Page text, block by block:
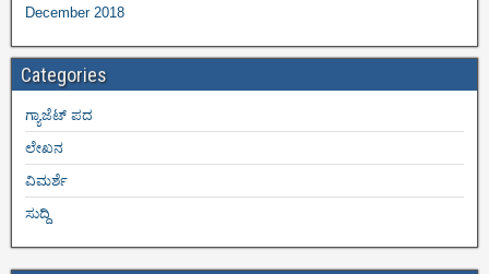
December 2018
Categories
ಗ್ಯಾಜೆಟ್ ಪದ
ಲೇಖನ
ವಿಮರ್ಶೆ
ಸುದ್ದಿ